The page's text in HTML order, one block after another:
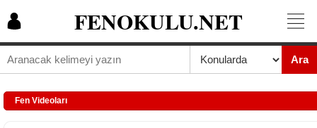
FENOKULU.NET
Ara
Fen Videoları